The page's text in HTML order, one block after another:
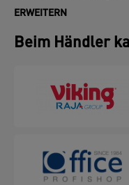
der Öffnung oben
das zusätzliche
Dokumente.
recyceltem PP-
geprüft und UL-
ERWEITERN
Beim Händler